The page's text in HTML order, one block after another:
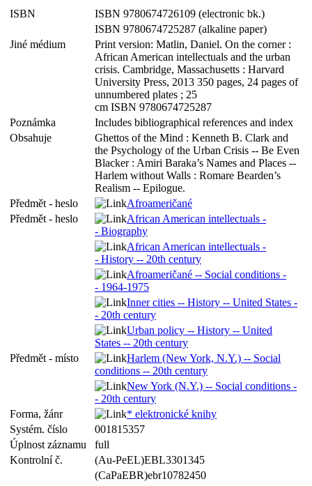
ISBN
ISBN 9780674726109 (electronic bk.)
ISBN 9780674725287 (alkaline paper)
Jiné médium
Print version: Matlin, Daniel. On the corner :
African American intellectuals and the urban
crisis. Cambridge, Massachusetts : Harvard
University Press, 2013 350 pages, 24 pages of
unnumbered plates ; 25
cm ISBN 9780674725287
Poznámka
Includes bibliographical references and index
Obsahuje
Ghettos of the Mind : Kenneth B. Clark and
the Psychology of the Urban Crisis -- Be Even
Blacker : Amiri Baraka’s Names and Places --
Harlem without Walls : Romare Bearden’s
Realism -- Epilogue.
Předmět - heslo
Afroameričané
Předmět - heslo
African American intellectuals -
- Biography
African American intellectuals -
- History -- 20th century
Afroameričané -- Social conditions -
- 1964-1975
Inner cities -- History -- United States -
- 20th century
Urban policy -- History -- United
States -- 20th century
Předmět - místo
Harlem (New York, N.Y.) -- Social
conditions -- 20th century
New York (N.Y.) -- Social conditions -
- 20th century
Forma, žánr
* elektronické knihy
Systém. číslo
001815357
Úplnost záznamu
full
Kontrolní č.
(Au-PeEL)EBL3301345
(CaPaEBR)ebr10782450